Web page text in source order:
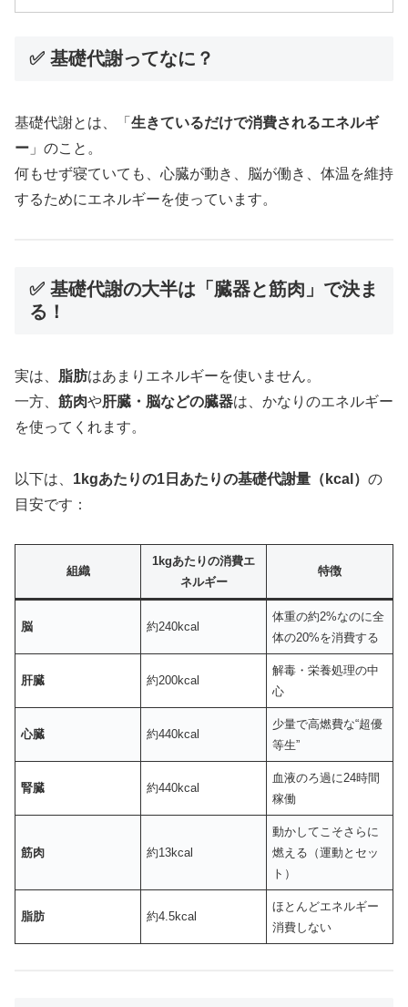
✅ 基礎代謝ってなに？
基礎代謝とは、「 生きているだけで消費されるエネルギ
ー 」のこと。
何もせず寝ていても、心臓が動き、脳が働き、体温を維持
するためにエネルギーを使っています。
✅ 基礎代謝の大半は「臓器と筋肉」で決ま
る！
実は、 脂肪はあまりエネルギーを使いません。
一方、 筋肉や肝臓・脳などの臓器は、かなりのエネルギー
を使ってくれます。
以下は、 1kgあたりの1日あたりの基礎代謝量（kcal） の
目安です：
組織
1kgあたりの消費エ
ネルギー
特徴
脳 約240kcal
体重の約2%なのに全
体の20%を消費する
肝臓 約200kcal
解毒・栄養処理の中
心
心臓 約440kcal
少量で高燃費な“超優
等生”
腎臓 約440kcal
血液のろ過に24時間
稼働
筋肉 約13kcal
動かしてこそさらに
燃える（運動とセッ
ト）
脂肪 約4.5kcal
ほとんどエネルギー
消費しない